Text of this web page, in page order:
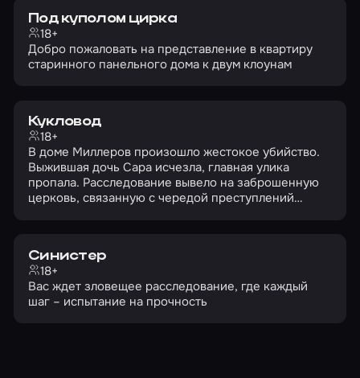
Под куполом цирка
18+
Добро пожаловать на представление в квартиру
старинного панельного дома к двум клоунам
Кукловод
18+
В доме Миллеров произошло жестокое убийство.
Выжившая дочь Сара исчезла, главная улика
пропала. Расследование вывело на заброшенную
церковь, связанную с чередой преступлений…
Синистер
18+
Вас ждет зловещее расследование, где каждый
шаг – испытание на прочность